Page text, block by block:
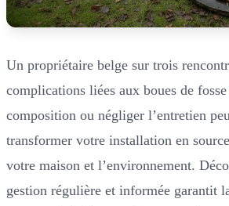
Un propriétaire belge sur trois
complications liées aux boues de
composition ou négliger l’entretien
transformer votre installation en
votre maison et l’environnement.
gestion régulière et informée garantit